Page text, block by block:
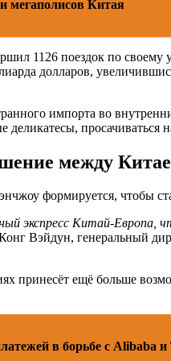
мегаполисов Китая
1126 поездок по своему
долларов,
импорта во
между
формируется, чтобы
экспресс Китай-
Конг Вэйдун, генеральный
принесёт ещё больше
в борьбе с Alibaba и